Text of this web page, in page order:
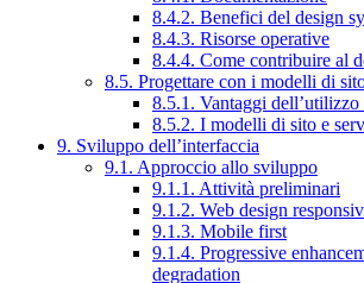
8.4.2. Benefici del design
8.4.3. Risorse operative
8.4.4. Come contribuire al
8.5. Progettare con i modelli di
8.5.1. Vantaggi
8.5.2. I modelli di sito e
9. Sviluppo dell’interfaccia
9.1. Approccio allo sviluppo
9.1.1. Attività preliminari
9.1.2. Web design
9.1.3. Mobile first
9.1.4. Progressive
degradation